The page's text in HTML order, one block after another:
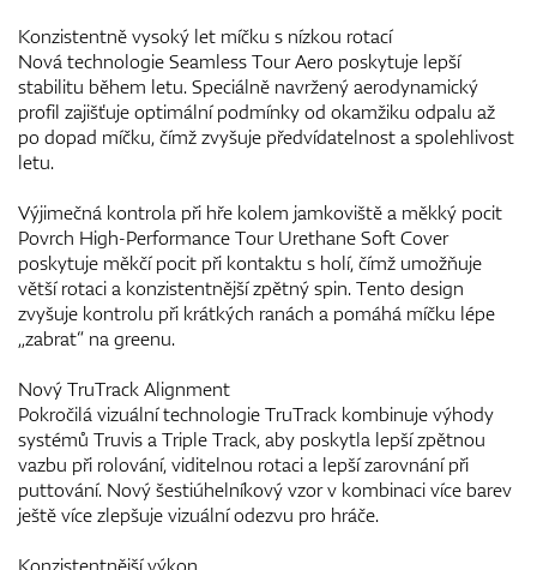
Konzistentně vysoký let míčku s nízkou rotací
Nová technologie Seamless Tour Aero poskytuje lepší
stabilitu během letu. Speciálně navržený aerodynamický
profil zajišťuje optimální podmínky od okamžiku odpalu až
po dopad míčku, čímž zvyšuje předvídatelnost a spolehlivost
letu.
Výjimečná kontrola při hře kolem jamkoviště a měkký pocit
Povrch High-Performance Tour Urethane Soft Cover
poskytuje měkčí pocit při kontaktu s holí, čímž umožňuje
větší rotaci a konzistentnější zpětný spin. Tento design
zvyšuje kontrolu při krátkých ranách a pomáhá míčku lépe
„zabrat“ na greenu.
Nový TruTrack Alignment
Pokročilá vizuální technologie TruTrack kombinuje výhody
systémů Truvis a Triple Track, aby poskytla lepší zpětnou
vazbu při rolování, viditelnou rotaci a lepší zarovnání při
puttování. Nový šestiúhelníkový vzor v kombinaci více barev
ještě více zlepšuje vizuální odezvu pro hráče.
Konzistentnější výkon